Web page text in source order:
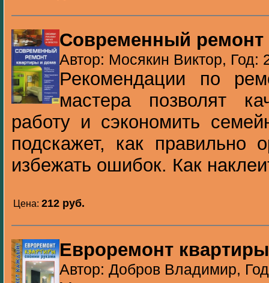
Современный
Автор: Мосякин Виктор, Год:
Рекомендации по
мастера позволят
работу и сэкономить
подскажет, как правильно
избежать ошибок. Как
Цена: 212 pуб.
Евроремонт
Автор: Добров Владимир,